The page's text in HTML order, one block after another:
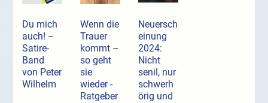
Du mich
auch! –
Satire-
Band
von Peter
Wilhelm
Wenn die
Trauer
kommt –
so geht
sie
wieder -
Ratgeber
Neuersch
einung
2024:
Nicht
senil, nur
schwerh
örig und